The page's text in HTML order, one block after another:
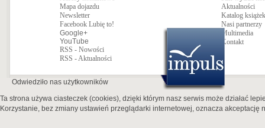
Mapa dojazdu
Newsletter
Facebook Lubię to!
Google+
YouTube
RSS - Nowości
RSS - Aktualności
Aktualności
Katalog książek
Nasi partnerzy
Multimedia
Kontakt
Odwiedziło nas użytkowników
Ta strona używa ciasteczek (cookies), dzięki którym nasz serwis może działać
Korzystanie, bez zmiany ustawień przeglądarki internetowej, oznacza akceptację